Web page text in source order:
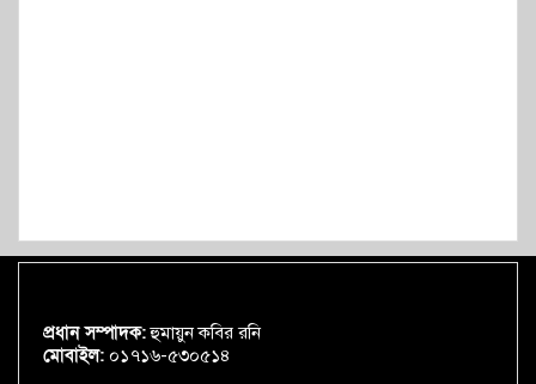
প্রধান সম্পাদক:হুমায়ুন কবির রনি
মোবাইল: ০১৭১৬-৫৩০৫১৪